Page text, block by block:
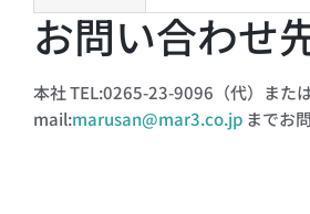
お問い合わせ
本社 TEL:0265-23-9096（代）また
mail:marusan@mar3.co.jpまでお